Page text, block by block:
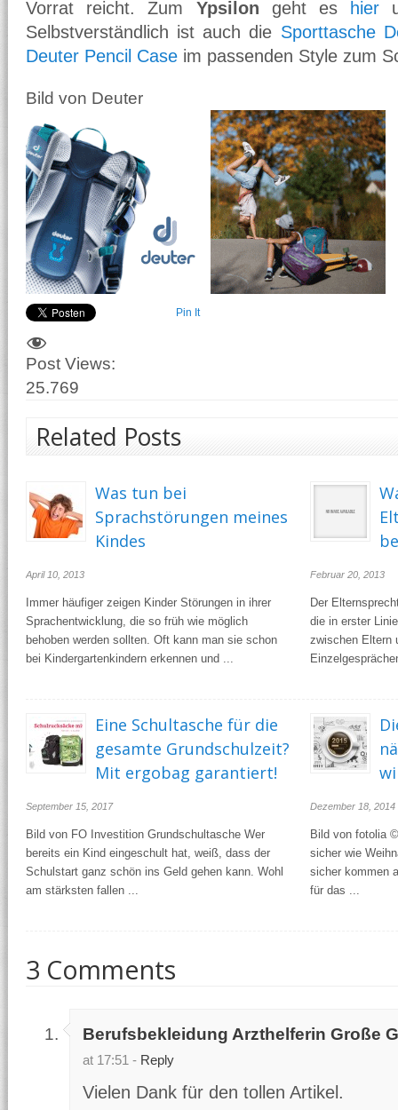
Vorrat reicht. Zum Ypsilon geht es hier
Selbstverständlich ist auch die Sporttasche
Deuter Pencil Case im passenden Style zum
Bild von Deuter
Pin It
Post Views:
25.769
Related Posts
Was tun bei
Sprachstörungen meines
Kindes
April 10, 2013
Immer häufiger zeigen Kinder Störungen in ihrer
Sprachentwicklung, die so früh wie möglich
behoben werden sollten. Oft kann man sie schon
bei Kindergartenkindern erkennen und ...
Februar 20, 2013
Der
die in erster
zwischen Eltern
Eine Schultasche für die
gesamte Grundschulzeit?
Mit ergobag garantiert!
September 15, 2017
Bild von FO Investition Grundschultasche Wer
bereits ein Kind eingeschult hat, weiß, dass der
Schulstart ganz schön ins Geld gehen kann. Wohl
am stärksten fallen ...
Dezember 18, 2014
Bild von fotolia
sicher wie
sicher kommen
für das ...
3 Comments
Berufsbekleidung Arzthelferin Große
at 17:51 - Reply
Vielen Dank für den tollen Artikel.